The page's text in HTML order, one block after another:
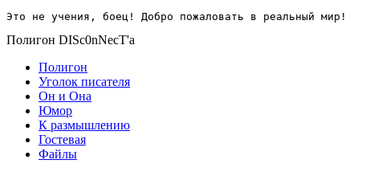
Это не учения, боец! Добро пожаловать в реальный мир!
Полигон DISc0nNecT'a
Полигон
Уголок писателя
Он и Она
Юмор
К размышлению
Гостевая
Файлы